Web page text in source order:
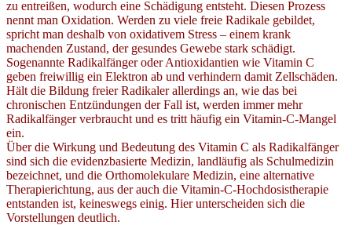
zu entreißen, wodurch eine Schädigung entsteht. Diesen Prozess
nennt man Oxidation. Werden zu viele freie Radikale gebildet,
spricht man deshalb von oxidativem Stress – einem krank
machenden Zustand, der gesundes Gewebe stark schädigt.
Sogenannte Radikalfänger oder Antioxidantien wie Vitamin C
geben freiwillig ein Elektron ab und verhindern damit Zellschäden.
Hält die Bildung freier Radikaler allerdings an, wie das bei
chronischen Entzündungen der Fall ist, werden immer mehr
Radikalfänger verbraucht und es tritt häufig ein Vitamin-C-Mangel
ein.
Über die Wirkung und Bedeutung des Vitamin C als Radikalfänger
sind sich die evidenzbasierte Medizin, landläufig als Schulmedizin
bezeichnet, und die Orthomolekulare Medizin, eine alternative
Therapierichtung, aus der auch die Vitamin-C-Hochdosistherapie
entstanden ist, keineswegs einig. Hier unterscheiden sich die
Vorstellungen deutlich.